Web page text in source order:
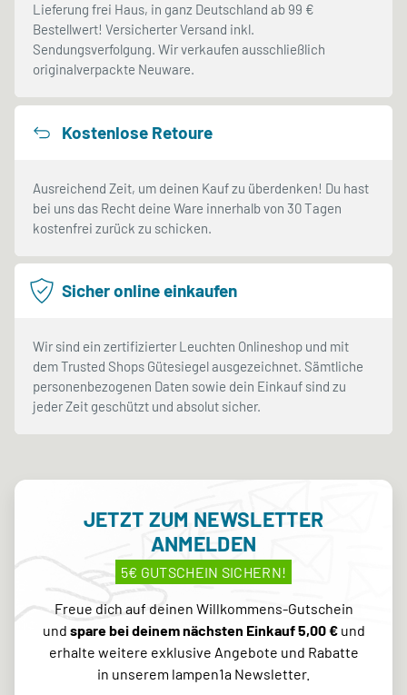
Lieferung frei Haus, in ganz Deutschland ab 99 €
Bestellwert! Versicherter Versand inkl.
Sendungsverfolgung. Wir verkaufen ausschließlich
originalverpackte Neuware.
Kostenlose Retoure
Ausreichend Zeit, um deinen Kauf zu überdenken! Du hast
bei uns das Recht deine Ware innerhalb von 30 Tagen
kostenfrei zurück zu schicken.
Sicher online einkaufen
Wir sind ein zertifizierter Leuchten Onlineshop und mit
dem Trusted Shops Gütesiegel ausgezeichnet. Sämtliche
personenbezogenen Daten sowie dein Einkauf sind zu
jeder Zeit geschützt und absolut sicher.
JETZT ZUM NEWSLETTER
ANMELDEN
5€ GUTSCHEIN SICHERN!
Freue dich auf deinen Willkommens-Gutschein
und spare bei deinem nächsten Einkauf 5,00 €und
erhalte weitere exklusive Angebote und Rabatte
in unserem lampen1a Newsletter.